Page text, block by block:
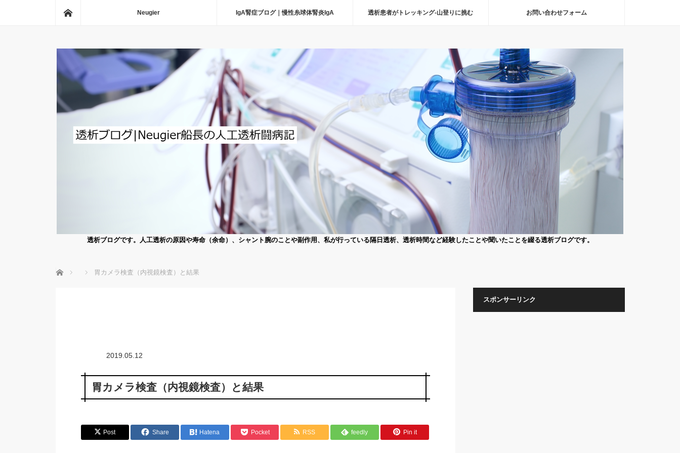
Neugier IgA腎症ブログ｜慢性糸球体腎炎IgA 透析患者がトレッキング-山登りに挑む お問い合わせフォーム
透析ブログです。人工透析の原因や寿命（余命）、シャント腕のことや副作用、私が行っている隔日透析、透析時間など経験したことや聞いたことを綴る透析ブログです。
ホーム 胃カメラ検査（内視鏡検査）と結果
2019.05.12
胃カメラ検査（内視鏡検査）と結果
Post Share Hatena Pocket RSS feedly Pin it
スポンサーリンク